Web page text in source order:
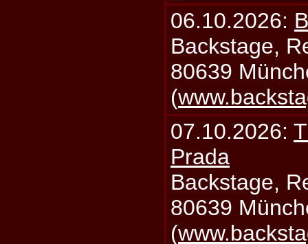
06.10.2026:
Backstage,
80639
(
07.10.2026:
Prada
Backstage,
80639
(